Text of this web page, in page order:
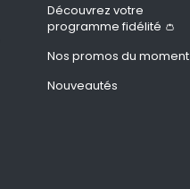
Découvrez votre
programme fidélité 👛
Nos promos du moment
Nouveautés